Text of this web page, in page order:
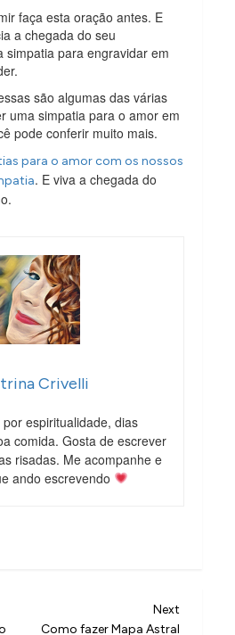
faça esta oração antes. E
a chegada do seu
simpatia para engravidar em
são algumas das várias
uma simpatia para o amor em
pode conferir muito mais.
para o amor com os nossos
. E viva a chegada do
Crivelli
espiritualidade, dias
comida. Gosta de escrever
risadas. Me acompanhe e
ando escrevendo
Next
Post
Next
Como fazer Mapa Astral